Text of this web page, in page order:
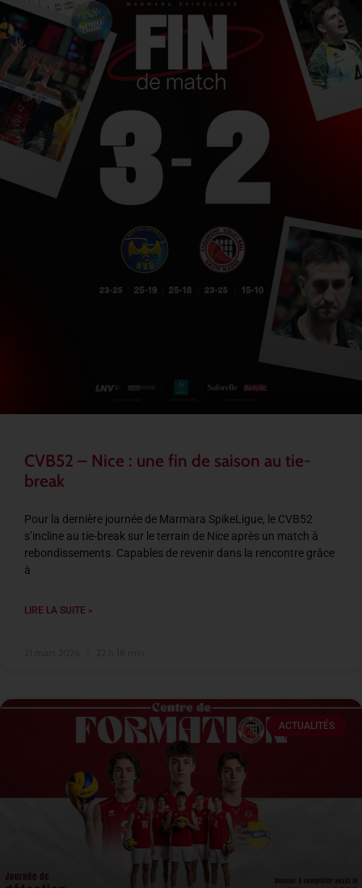
CVB52 – Nice : une fin de saison au tie-
break
Pour la dernière journée de Marmara SpikeLigue, le CVB52
s’incline au tie-break sur le terrain de Nice après un match à
rebondissements. Capables de revenir dans la rencontre grâce
à
LIRE LA SUITE »
ACTUALITÉS